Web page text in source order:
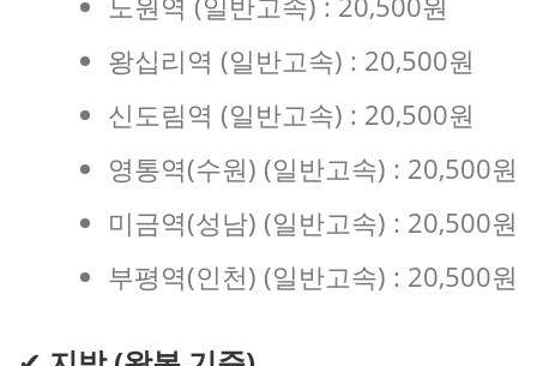
왕십리역 (일반고속) : 20,500원
신도림역 (일반고속) : 20,500원
영통역(수원) (일반고속) : 20,500원
미금역(성남) (일반고속) : 20,500원
부평역(인천) (일반고속) : 20,500원